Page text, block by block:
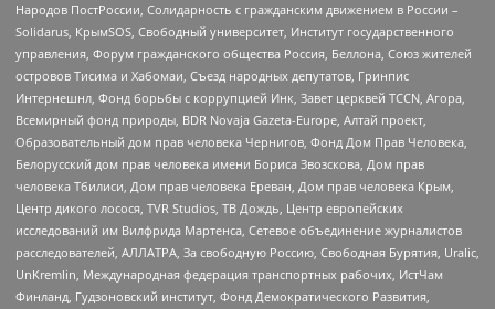
Народов ПостРоссии, Солидарность с гражданским движением в России –
Solidarus, КрымSOS, Свободный университет, Институт государственного
управления, Форум гражданского общества Россия, Беллона, Союз жителей
островов Тисима и Хабомаи, Съезд народных депутатов, Гринпис
Интернешнл, Фонд борьбы с коррупцией Инк, Завет церквей TCCN, Агора,
Всемирный фонд природы, BDR Novaja Gazeta-Europe, Алтай проект,
Образовательный дом прав человека Чернигов, Фонд Дом Прав Человека,
Белорусский дом прав человека имени Бориса Звозскова, Дом прав
человека Тбилиси, Дом прав человека Ереван, Дом прав человека Крым,
Центр дикого лосося, TVR Studios, ТВ Дождь, Центр европейских
исследований им Вилфрида Мартенса, Сетевое объединение журналистов
расследователей, АЛЛАТРА, За свободную Россию, Свободная Бурятия, Uralic,
UnKremlin, Международная федерация транспортных рабочих, ИстЧам
Финланд, Гудзоновский институт, Фонд Демократического Развития,